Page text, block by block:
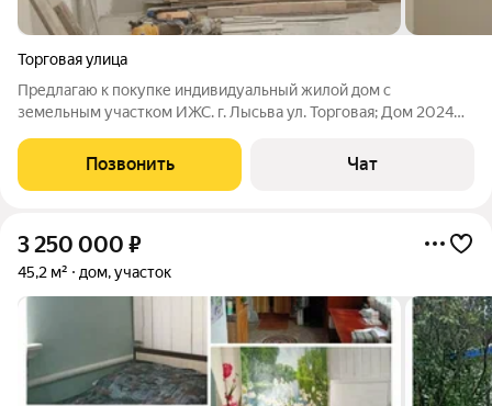
Торговая улица
Предлагаю к покупке индивидуальный жилой дом с
земельным участком ИЖС. г. Лысьва ул. Торговая; Дом 2024
электроотопление, вода, материал стен - арбалитовые блоки.
Земельный участок 12 кв. м, сделано
Позвонить Чат
3 250 000 ₽
45,2 м² дом, участок